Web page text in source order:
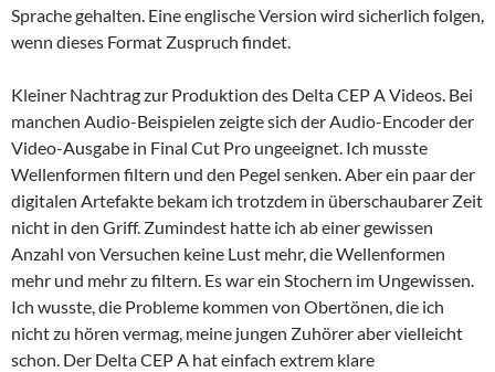
Sprache gehalten. Eine englische Version wird sicherlich folgen,
wenn dieses Format Zuspruch findet.
Kleiner Nachtrag zur Produktion des Delta CEP A Videos. Bei
manchen Audio-Beispielen zeigte sich der Audio-Encoder der
Video-Ausgabe in Final Cut Pro ungeeignet. Ich musste
Wellenformen filtern und den Pegel senken. Aber ein paar der
digitalen Artefakte bekam ich trotzdem in überschaubarer Zeit
nicht in den Griff. Zumindest hatte ich ab einer gewissen
Anzahl von Versuchen keine Lust mehr, die Wellenformen
mehr und mehr zu filtern. Es war ein Stochern im Ungewissen.
Ich wusste, die Probleme kommen von Obertönen, die ich
nicht zu hören vermag, meine jungen Zuhörer aber vielleicht
schon. Der Delta CEP A hat einfach extrem klare